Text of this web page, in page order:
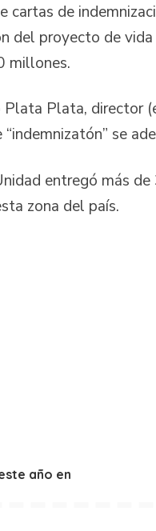
cartas de
del proyecto de
millones.
Plata Plata,
se
entregó más
zona del país.
año en